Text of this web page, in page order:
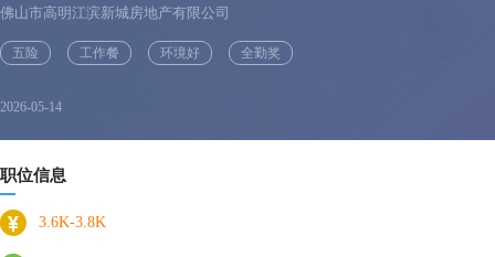
佛山市高明江滨新城房地产有限公司
五险 工作餐 环境好 全勤奖
2026-05-14
职位信息
3.6K-3.8K